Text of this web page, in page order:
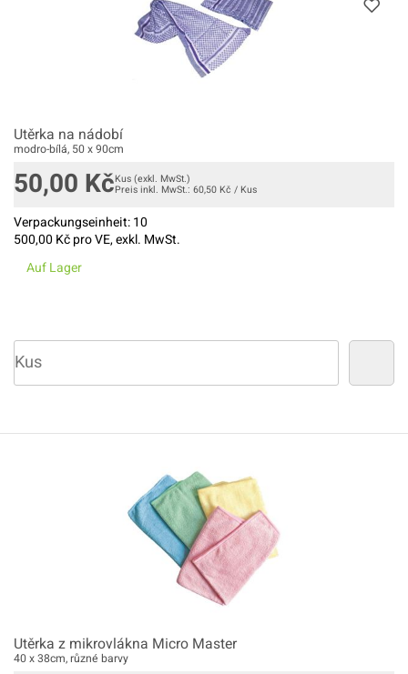
Utěrka na nádobí
modro-bílá, 50 x 90cm
50,00 KčKus (exkl. MwSt.)
Preis inkl. MwSt.: 60,50 Kč / Kus
Verpackungseinheit:10
500,00 Kč pro VE, exkl. MwSt.
Auf Lager
Utěrka z mikrovlákna Micro Master
40 x 38cm, různé barvy